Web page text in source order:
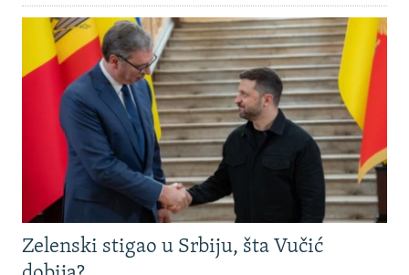
Zelenski stigao u Srbiju, šta Vučić